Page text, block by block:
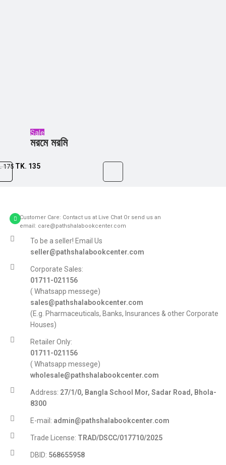
Sale
​​​​​​​মরমে মরমি
175 TK. 135
Customer Care: Contact us at Live Chat Or send us an
email: care@pathshalabookcenter.com
To be a seller! Email Us
seller@pathshalabookcenter.com
Corporate Sales:
01711-021156
( Whatsapp messege)
sales@pathshalabookcenter.com
(E.g. Pharmaceuticals, Banks, Insurances & other Corporate
Houses)
Retailer Only:
01711-021156
( Whatsapp messege)
wholesale@pathshalabookcenter.com
Address: 27/1/0, Bangla School Mor, Sadar Road, Bhola-
8300
E-mail: admin@pathshalabookcenter.com
Trade License: TRAD/DSCC/017710/2025
DBID: 568655958